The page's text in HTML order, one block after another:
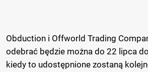
Obduction i Offworld Trading
odebrać będzie można do 22 lipca
kiedy to udostępnione zostaną